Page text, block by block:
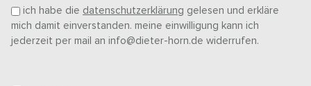
ich habe die datenschutzerklärung gelesen und erkläre
mich damit einverstanden. meine einwilligung kann ich
jederzeit per mail an info@dieter-horn.de widerrufen.